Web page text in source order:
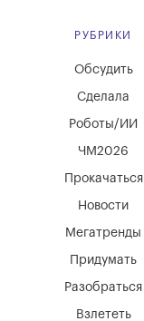
РУБРИКИ
Мегатренды
Придумать
Разобраться
Взлететь
Новости
Обсудить
Сделала
Роботы/ИИ
ЧМ2026
Прокачаться